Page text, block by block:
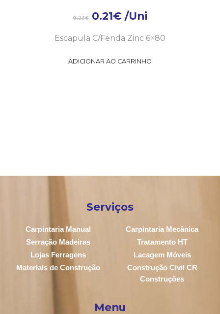
0.23€ 0.21€ /Uni
Escapula C/Fenda Zinc 6×80
ADICIONAR AO CARRINHO
Serviços
Carpintaria Manual
Carpintaria Mecânica
Serração Madeiras
Tratamento HT
Lojas Ferragens
Lacagem Móveis
Materiais de Construção
Construção Civil CR
Construções
Menu